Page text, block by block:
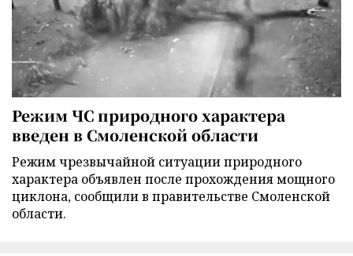
Режим ЧС природного характера
введен в Смоленской области
Режим чрезвычайной ситуации природного
характера объявлен после прохождения мощного
циклона, сообщили в правительстве Смоленской
области.